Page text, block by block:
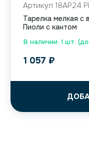
В наличии: 1 шт.
Артикул 18AP24
Тарелка мелкая
Пиоли с кантом
1 057 ₽